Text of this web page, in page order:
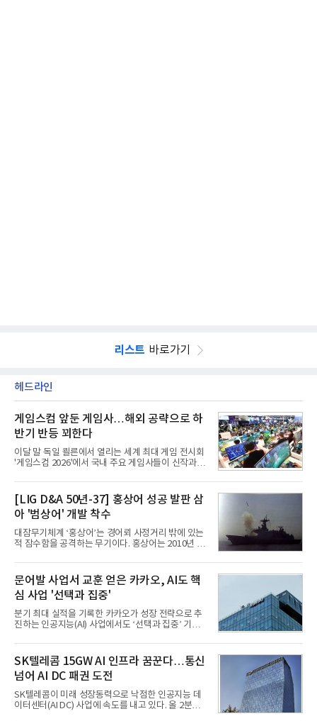
리스트 바로가기
헤드라인
게임스컴 앞둔 게임사…해외 공략으로 하
반기 반등 꾀한다
이달 말 독일 쾰른에서 열리는 세계 최대 게임 전시회
'게임스컴 2026'에서 국내 주요 게임사들이 신작과 글
체별로 엇갈린 가운데 하반기 신작 흥행과 해외 시장
성과가 실적을 좌우할 핵심 변수로 떠오르고 있다.8일
업계에 따르면 올해 상반기 게임업계는 기업별 성적
표가 크게 갈렸다. 대표적으로 크래프톤은 'PUBG: 배
틀그라운드'의 안정적인 성장에 힘입어 상반기 연결
기준 매출 2조6616억원, 영업이익 9725억원으로 역
대 최대 실적을 기록했다. 엔씨도 올해 출시한 '아이온
동기 대
[LIG D&A 50년-37] 홍상어 성공 발판 삼
아 '범상어' 개발 착수
대잠무기체계 ‘홍상어’는 경어뢰 사정거리 밖에 있는
적 잠수함을 공격하는 무기이다. 홍상어는 2010년 넥
이뤄졌다. 이후 2012년 한국형 구축함(KDX-1) 이상
의 함정에 실전 배치됐다.그해 7월 해군은 동해상에서
성능 검증을 위해 홍상어 시험발사를 실시했다. 이때
홍상어가 목표 지점에서 입수한 후 표적을 타격하지
못하고 물속에서 멈춰버리는 예상 밖의 일이 벌어졌
다. 2차 품질확인 사격 시험에서도 만족스러운 결과를
얻지 못했다. 완벽한 신뢰성 확보를 위해 LIG넥스원은
분야를
문어발 사업서 교훈 얻은 카카오, AI도 핵
심 사업 '선택과 집중'
분기 최대 실적을 기록한 카카오가 성장 전략으로 추
진하는 인공지능(AI) 사업에서도 ‘선택과 집중’ 기조
라 투자에 나서는 것과 달리, 카카오는 ‘카카오톡’이
라는 플랫폼 경쟁력을 활용한 AI 에이전트 서비스에
집중하는 전략이다. 과거 무리한 사업 확장 과정에서
겪었던 시행착오를 되풀이하지 않고 핵심 역량에 집
중하겠다는 취지로 풀이된다.7일 업계에 따르면 카카
오는 올해 2분기 연결 기준 매출 2조985억원, 영업이
익 2770억원을 기록했다. 전년 동기 대비 매출과 영업
SK텔레콤 15GW AI 인프라 꿈꾼다…통신
넘어 AI DC 패권 도전
SK텔레콤이 미래 성장동력으로 낙점한 인공지능 데
이터센터(AI DC) 사업에 속도를 내고 있다. 올 2분기